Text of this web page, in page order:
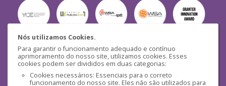
Nós utilizamos Cookies.
Para garantir o funcionamento adequado e contínuo
aprimoramento do nosso site, utilizamos cookies. Esses
cookies podem ser divididos em duas categorias:
Cookies necessários: Essenciais para o correto
funcionamento do nosso site. Eles não são utilizados para
Segurança